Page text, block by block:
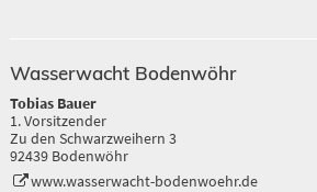
Wasserwacht Bodenwöhr
Tobias Bauer
1. Vorsitzender
Zu den Schwarzweihern 3
92439 Bodenwöhr
www.wasserwacht-bodenwoehr.de